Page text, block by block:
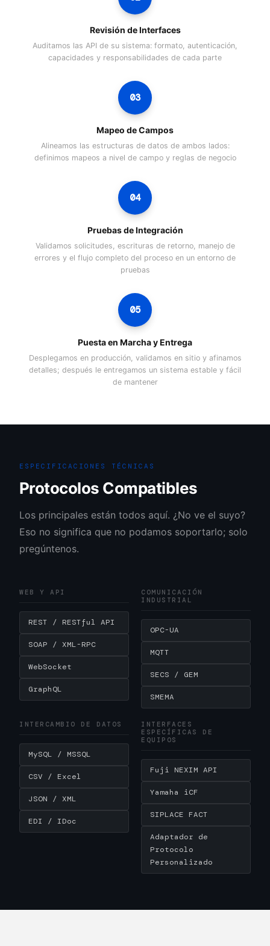
Revisión de Interfaces
Auditamos las API de su sistema: formato, autenticación,
capacidades y responsabilidades de cada parte
03
Mapeo de Campos
Alineamos las estructuras de datos de ambos lados:
definimos mapeos a nivel de campo y reglas de negocio
04
Pruebas de Integración
Validamos solicitudes, escrituras de retorno, manejo de
errores y el flujo completo del proceso en un entorno de
pruebas
05
Puesta en Marcha y Entrega
Desplegamos en producción, validamos en sitio y afinamos
detalles; después le entregamos un sistema estable y fácil
de mantener
ESPECIFICACIONES TÉCNICAS
Protocolos Compatibles
Los principales están todos aquí. ¿No ve el suyo?
Eso no significa que no podamos soportarlo; solo
pregúntenos.
WEB Y API
REST / RESTful API
SOAP / XML-RPC
WebSocket
GraphQL
COMUNICACIÓN
INDUSTRIAL
OPC-UA
MQTT
SECS / GEM
SMEMA
INTERCAMBIO DE DATOS
MySQL / MSSQL
CSV / Excel
JSON / XML
EDI / IDoc
INTERFACES
ESPECÍFICAS DE
EQUIPOS
Fuji NEXIM API
Yamaha iCF
SIPLACE FACT
Adaptador de
Protocolo
Personalizado